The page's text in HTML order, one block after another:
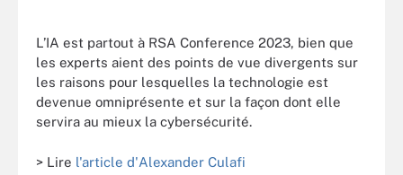
L’IA est partout à RSA Conference 2023, bien que
les experts aient des points de vue divergents sur
les raisons pour lesquelles la technologie est
devenue omniprésente et sur la façon dont elle
servira au mieux la cybersécurité.
> Lire l'article d'Alexander Culafi